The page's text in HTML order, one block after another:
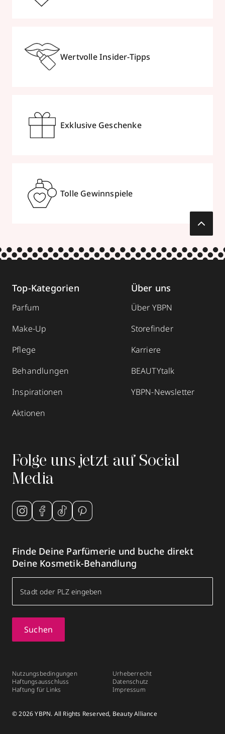
Wertvolle Insider-Tipps
Exklusive Geschenke
Tolle Gewinnspiele
Top-Kategorien
Parfum
Make-Up
Pflege
Behandlungen
Inspirationen
Aktionen
Über uns
Über YBPN
Storefinder
Karriere
BEAUTYtalk
YBPN-Newsletter
Folge uns jetzt auf Social
Media
Finde Deine Parfümerie und buche direkt
Deine Kosmetik-Behandlung
Suchen
Nutzungsbedingungen
Haftungsausschluss
Haftung für Links
Urheberrecht
Datenschutz
Impressum
© 2026 YBPN. All Rights Reserved, Beauty Alliance